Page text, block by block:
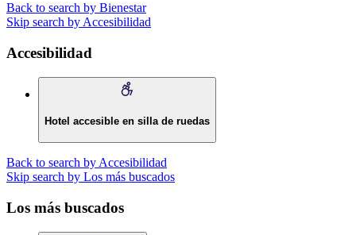
Back to search by Bienestar
Skip search by Accesibilidad
Accesibilidad
Hotel accesible en silla de ruedas
Back to search by Accesibilidad
Skip search by Los más buscados
Los más buscados